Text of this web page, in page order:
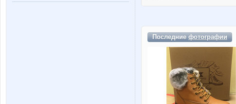
Последниефотографии